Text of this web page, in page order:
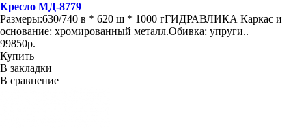
Кресло МД-8779
Размеры:630/740 в * 620 ш * 1000 гГИДРАВЛИКА Каркас и
основание: хромированный металл.Обивка: упруги..
99850р.
Купить
В закладки
В сравнение